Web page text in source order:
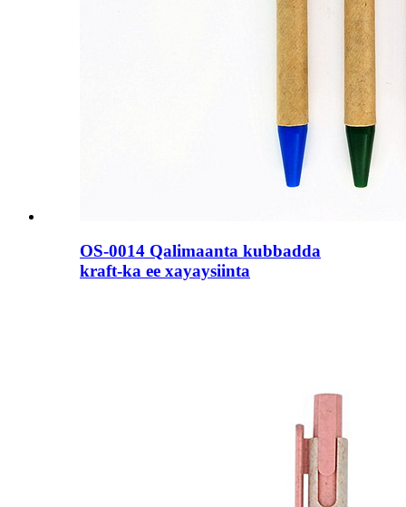
OS-0014 Qalimaanta kubbadda
kraft-ka ee xayaysiinta